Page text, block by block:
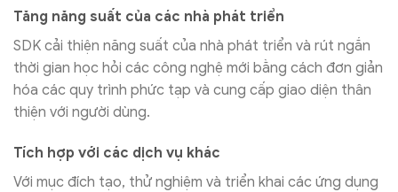
Tăng năng suất của các nhà phát triển
SDK cải thiện năng suất của nhà phát triển và rút ngắn
thời gian học hỏi các công nghệ mới bằng cách đơn giản
hóa các quy trình phức tạp và cung cấp giao diện thân
thiện với người dùng.
Tích hợp với các dịch vụ khác
Với mục đích tạo, thử nghiệm và triển khai các ứng dụng